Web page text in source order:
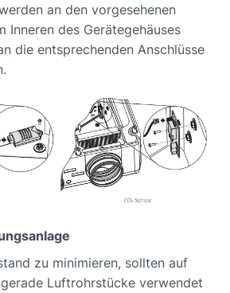
an den vorgesehenen
Inneren des Gerätegehäuses
die entsprechenden Anschlüsse
zu minimieren, sollten auf
Luftrohrstücke verwendet